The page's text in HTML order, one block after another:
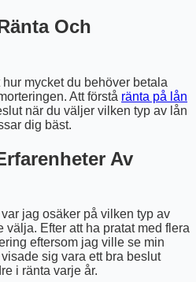
Och
mycket du behöver betala
Att förstå ränta på lån
när du väljer vilken typ av lån
dig bäst.
Av
jag osäker på vilken typ av
Efter att ha pratat med flera
eftersom jag ville se min
sig vara ett bra beslut
i ränta varje år.